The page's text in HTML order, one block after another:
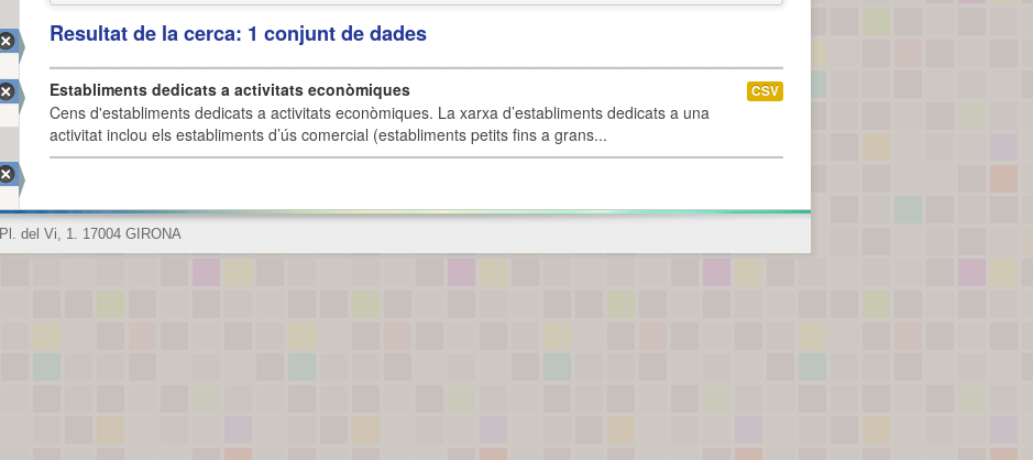
Resultat de la cerca: 1 conjunt de dades
Establiments dedicats a activitats econòmiques
Cens d'establiments dedicats a activitats econòmiques. La xarxa d’establiments dedicats a una
activitat inclou els establiments d’ús comercial (establiments petits fins a grans...
CSV
Pl. del Vi, 1. 17004 GIRONA